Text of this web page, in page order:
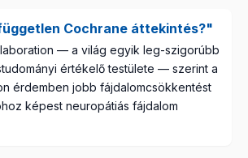
Cochrane áttekintés?"
— a világ egyik leg-szigorúbb
értékelő testülete — szerint a
érdemben jobb fájdalomcsökkentést
képest neuropátiás fájdalom